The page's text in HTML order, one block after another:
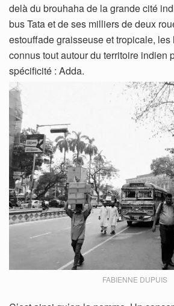
delà du brouhaha de la grande cité
bus Tata et de ses milliers de deux
estouffade graisseuse et tropicale, les
connus tout autour du territoire indien
spécificité : Adda.
FABIENNE DUPUIS